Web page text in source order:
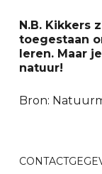
N.B. Kikkers
toegestaan
leren. Maar
natuur!
Bron: